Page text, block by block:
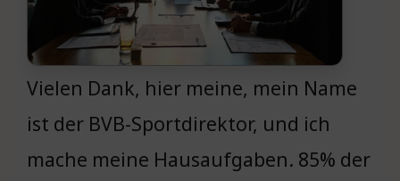
Vielen Dank, hier meine, mein Name
ist der BVB-Sportdirektor, und ich
mache meine Hausaufgaben. 85% der